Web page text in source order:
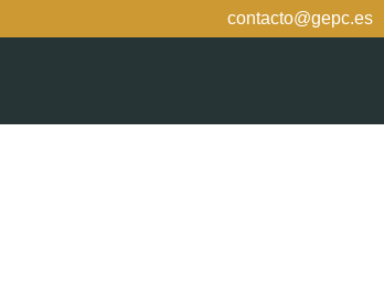
contacto@gepc.es